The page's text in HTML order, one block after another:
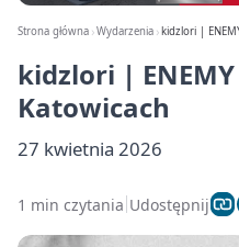
Strona główna Wydarzenia kidzlori |
kidzlori | ENEMY
Katowicach
27 kwietnia 2026
1 min czytania Udostępnij